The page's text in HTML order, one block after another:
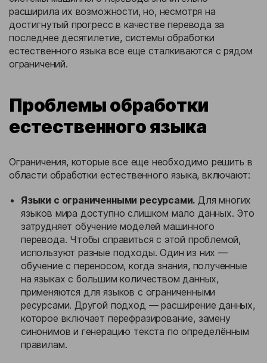
расширила их возможности, но, несмотря на
достигнутый прогресс в качестве перевода за
последнее десятилетие, системы обработки
естественного языка все еще сталкиваются с рядом
ограничений.
Проблемы обработки
естественного языка
Ограничения, которые все еще необходимо решить в
области обработки естественного языка, включают:
Языки с ограниченными ресурсами. Для многих
языков мира доступно слишком мало данных. Это
затрудняет обучение моделей машинного
перевода. Чтобы справиться с этой проблемой,
используют разные подходы. Один из них —
обучение с переносом, когда знания, полученные
на языках с большим количеством данных,
применяются для языков с ограниченными
ресурсами. Другой подход — расширение данных,
которое включает перефразирование, замену
синонимов и генерацию текста по определённым
правилам.